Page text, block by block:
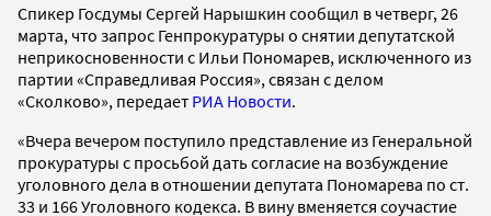
Спикер Госдумы Сергей Нарышкин сообщил в четверг, 26
марта, что запрос Генпрокуратуры о снятии депутатской
неприкосновенности с Ильи Пономарев, исключенного из
партии «Справедливая Россия», связан с делом
«Сколково», передает РИА Новости.
«Вчера вечером поступило представление из Генеральной
прокуратуры с просьбой дать согласие на возбуждение
уголовного дела в отношении депутата Пономарева по ст.
33 и 166 Уголовного кодекса. В вину вменяется соучастие